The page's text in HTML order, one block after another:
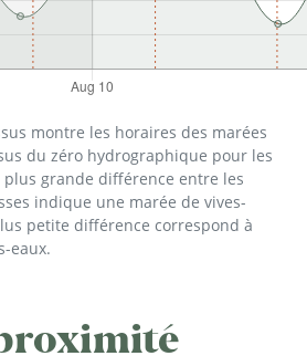
montre les horaires des marées
du zéro hydrographique pour les
grande différence entre les
indique une marée de vives-
petite différence correspond à
eaux.